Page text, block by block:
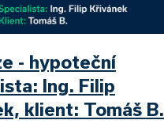
- hypoteční
Ing. Filip
klient: Tomáš B.